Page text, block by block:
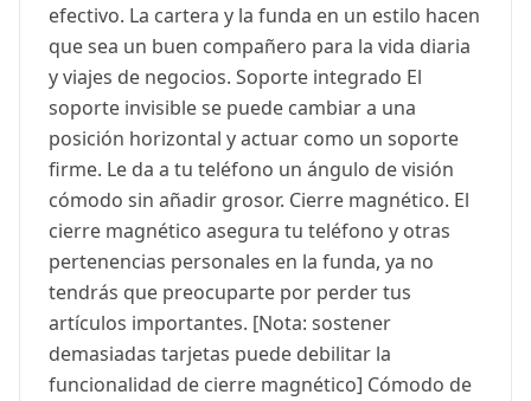
efectivo. La cartera y la funda en un estilo hacen
que sea un buen compañero para la vida diaria
y viajes de negocios. Soporte integrado El
soporte invisible se puede cambiar a una
posición horizontal y actuar como un soporte
firme. Le da a tu teléfono un ángulo de visión
cómodo sin añadir grosor. Cierre magnético. El
cierre magnético asegura tu teléfono y otras
pertenencias personales en la funda, ya no
tendrás que preocuparte por perder tus
artículos importantes. [Nota: sostener
demasiadas tarjetas puede debilitar la
funcionalidad de cierre magnético] Cómodo de